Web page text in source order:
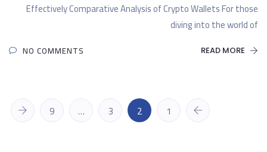
Effectively Comparative Analysis of Crypto Wallets For those
diving into the world of
READ MORE
NO COMMENTS
1
2
3
…
9